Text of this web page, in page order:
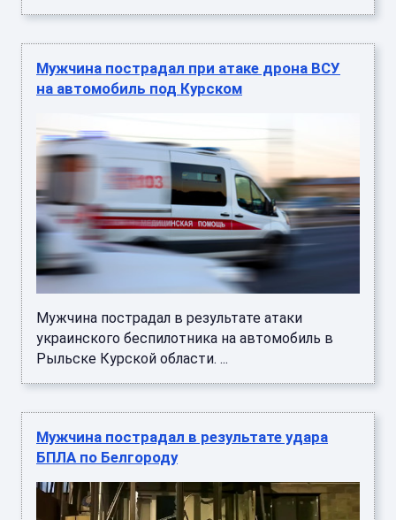
Мужчина пострадал при атаке дрона ВСУ
на автомобиль под Курском
Мужчина пострадал в результате атаки
украинского беспилотника на автомобиль в
Рыльске Курской области. ...
Мужчина пострадал в результате удара
БПЛА по Белгороду